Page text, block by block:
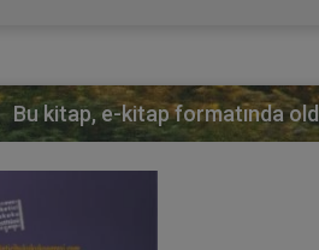
Bu kitap, e-kitap formatında